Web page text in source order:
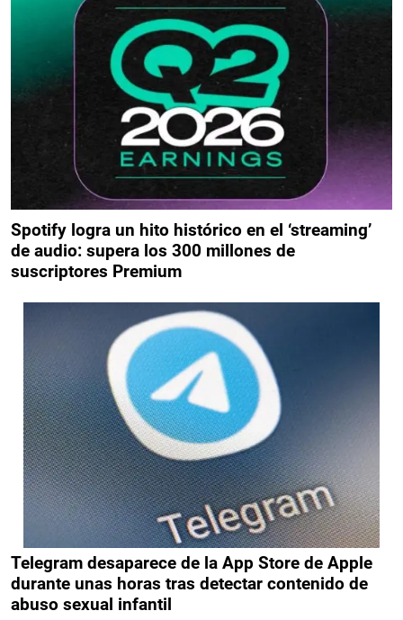
Spotify logra un hito histórico en el ‘streaming’
de audio: supera los 300 millones de
suscriptores Premium
Telegram desaparece de la App Store de Apple
durante unas horas tras detectar contenido de
abuso sexual infantil